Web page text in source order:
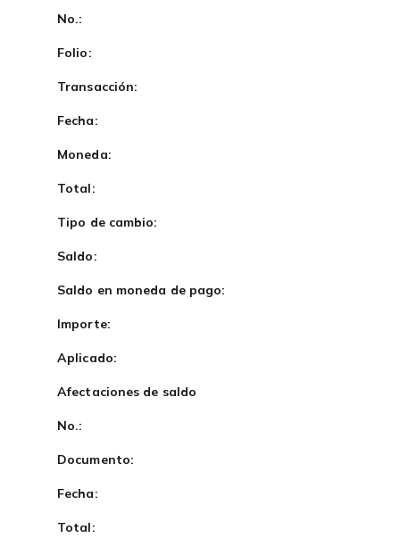
No.:
Folio:
Transacción:
Fecha:
Moneda:
Total:
Tipo de cambio:
Saldo:
Saldo en moneda de pago:
Importe:
Aplicado:
Afectaciones de saldo
No.:
Documento:
Fecha:
Total: